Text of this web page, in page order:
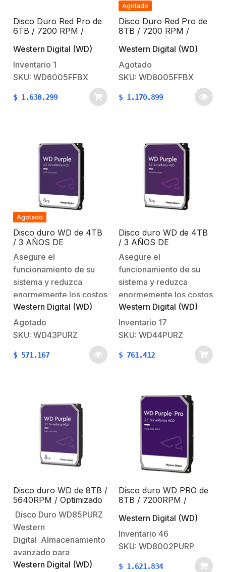
Disco Duro Red Pro de
6TB / 7200 RPM /
Uso 24-7 / 5 Años de
Garantia
Western Digital (WD)
Inventario 1
SKU: WD6005FFBX
$ 1.630.299
Agotado
Disco Duro Red Pro de
8TB / 7200 RPM /
Uso 24-7 / 5 Años de
Garantia
Western Digital (WD)
Agotado
SKU: WD8005FFBX
$ 1.170.899
Agotado
Disco duro WD de 4TB
/ 3 AÑOS DE
GARANTÍA /
Optimizado para
Videovigilancia
Asegure el
funcionamiento de su
sistema y reduzca
enormemente los costos
de
operación Almacenamiento
definitivo para estar
protegidoCreado para
sistemas de seguridad
Los discos WD Purple
cuentan con una carga
de trabajo de hasta
180TB/año, soportan
hasta…
Western Digital (WD)
Agotado
SKU: WD43PURZ
$ 571.167
Disco duro WD de 4TB
/ 3 AÑOS DE
GARANTÍA /
Optimizado para
Videovigilancia
Asegure el
funcionamiento de su
sistema y reduzca
enormemente los costos
de
operación Almacenamiento
definitivo para estar
protegidoCreado para
sistemas de seguridad
ininterrumpida (24/7).
Los discos WD Purple
cuentan con una carga
de trabajo de hasta
180TB/año, soportan
hasta…
Western Digital (WD)
Inventario 17
SKU: WD44PURZ
$ 761.412
Disco duro WD de 8TB /
5640RPM / Optimizado
para Videovigilancia
Disco Duro WD85PURZ
Western
Digital Almacenamiento
avanzado para
soluciones de video
Western Digital (WD)
Disco duro WD PRO de
8TB / 7200RPM /
soluciones de video
inteligente
Western Digital (WD)
Inventario 46
SKU: WD8002PURP
$ 1.621.834